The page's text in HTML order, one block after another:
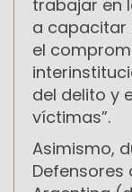
trabajar en
a capacitar
el
del delito y
víctimas”.
Asimismo,
Defensores